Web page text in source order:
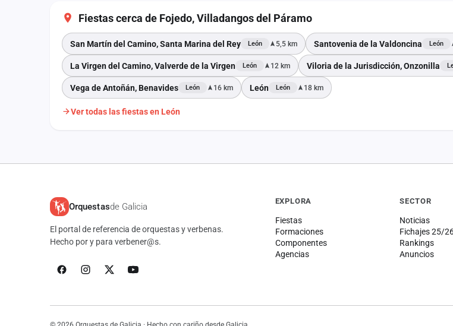
Fiestas cerca de Fojedo, Villadangos del Páramo
San Martín del Camino, Santa Marina del Rey León 5,5 km Santovenia de la Valdoncina León
La Virgen del Camino, Valverde de la Virgen León 12 km Viloria de la Jurisdicción, Onzonilla
Vega de Antoñán, Benavides León 16 km León León 18 km
Ver todas las fiestas en León
Orquestasde Galicia
El portal de referencia de orquestas y verbenas.
Hecho por y para verbener@s.
EXPLORA
Fiestas
Formaciones
Componentes
Agencias
SECTOR
Noticias
Fichajes 25/
Rankings
Anuncios